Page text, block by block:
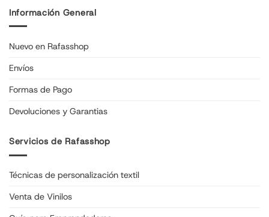
Información General
Nuevo en Rafasshop
Envíos
Formas de Pago
Devoluciones y Garantias
Servicios de Rafasshop
Técnicas de personalización textil
Venta de Vinilos